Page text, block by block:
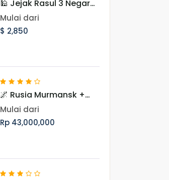
🕌 Jejak Rasul 3 Negara
Periode Januari 2027
Mulai dari
$ 2,850
🌌 Rusia Murmansk +
Beijing: Hunting Aurora
10 Hari Periode
November
Mulai dari
Rp 43,000,000